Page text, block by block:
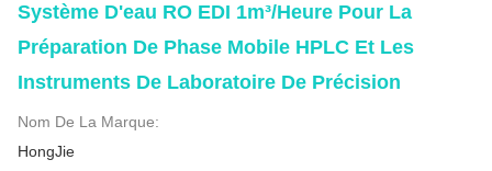
Système D'eau RO EDI 1m³/heure Pour La
Préparation De Phase Mobile HPLC Et Les
Instruments De Laboratoire De Précision
Nom De La Marque:
HongJie